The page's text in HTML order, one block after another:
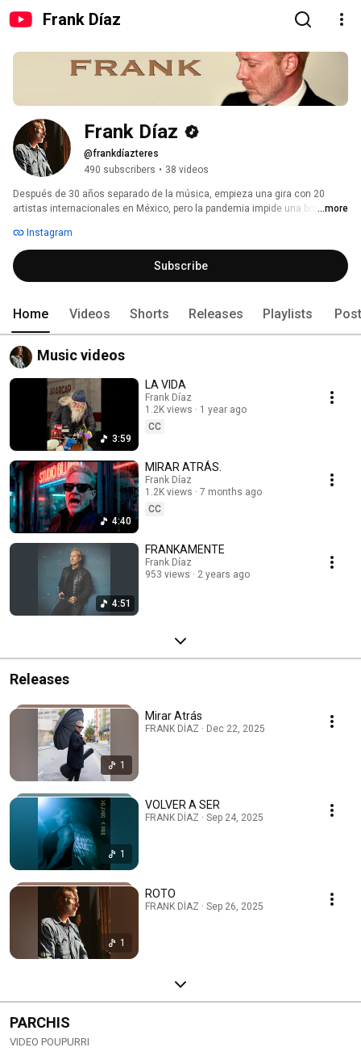
Frank Díaz
Frank Díaz
@frankdíazteres
490 subscribers • 38 videos
Después de 30 años separado de la música, empieza una gira con 20
artistas internacionales en México, pero la pandemia impide una bonita
empieza a plasmar en su casa temas compuestos por él que le venían
acompañando desde hace años y al mismo tiempo, combina su trabajo
como fotógrafo y sigue componiendo.
...more
Instagram
Subscribe
Home Videos Shorts Releases Playlists
Music videos
3:59
LA VIDA
Frank Díaz
1.2K views
1 year ago
CC
4:40
MIRAR ATRÁS.
Frank Díaz
1.2K views
7 months ago
CC
4:51
FRANKAMENTE
Frank Díaz
953 views
2 years ago
Releases
1
Mirar Atrás
FRANK DÍAZ · Dec 22, 2025
1
VOLVER A SER
FRANK DÍAZ · Sep 24, 2025
1
ROTO
FRANK DÍAZ · Sep 26, 2025
PARCHIS
VIDEO POUPURRI